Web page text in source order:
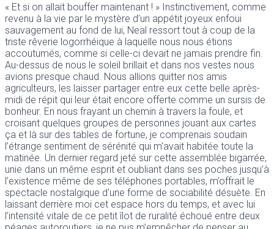
« Et si on allait bouffer maintenant ! » Instinctivement, comme
revenu à la vie par le mystère d’un appétit joyeux enfoui
sauvagement au fond de lui, Neal ressort tout à coup de la
triste rêverie logorrhéique à laquelle nous nous étions
accoutumés, comme si celle-ci devait ne jamais prendre fin.
Au-dessus de nous le soleil brillait et dans nos vestes nous
avions presque chaud. Nous allions quitter nos amis
agriculteurs, les laisser partager entre eux cette belle après-
midi de répit qui leur était encore offerte comme un sursis de
bonheur. En nous frayant un chemin à travers la foule, et
croisant quelques groupes de personnes jouant aux cartes
ça et là sur des tables de fortune, je comprenais soudain
l’étrange sentiment de sérénité qui m’avait habitée toute la
matinée. Un dernier regard jeté sur cette assemblée bigarrée,
unie dans un même esprit et oubliant dans ses poches jusqu’à
l’existence même de ses téléphones portables, m’offrait le
spectacle nostalgique d’une forme de sociabilité désuète. En
laissant derrière moi cet espace hors du temps, et avec lui
l’intensité vitale de ce petit îlot de ruralité échoué entre deux